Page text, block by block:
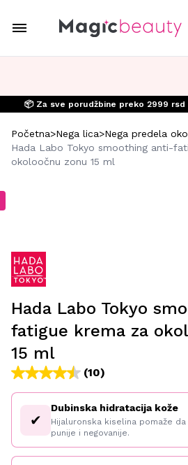
📦 Za sve porudžbine preko 2999 rsd
Početna>Nega lica>Nega predela
Hada Labo Tokyo smoothing anti-
okoloočnu zonu 15 ml
Hada Labo Tokyo
fatigue krema za
15 ml
(10)
✔
Dubinska hidratacija kože
Hijaluronska kiselina pomaže
punije i negovanije.